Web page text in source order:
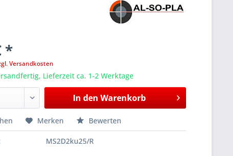
*
Versandkosten
Lieferzeit ca. 1-2 Werktage
In den Warenkorb
Merken Bewerten
MS2D2ku25/R